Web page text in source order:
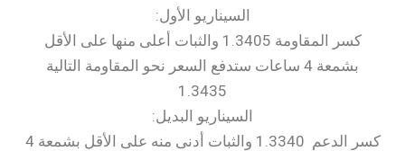
السيناريو الأول:
كسر المقاومة 1.3405 والثبات أعلى منها على الأقل
بشمعة 4 ساعات ستدفع السعر نحو المقاومة التالية
1.3435
السيناريو البديل:
كسر الدعم 1.3340 والثبات أدنى منه على الأقل بشمعة 4